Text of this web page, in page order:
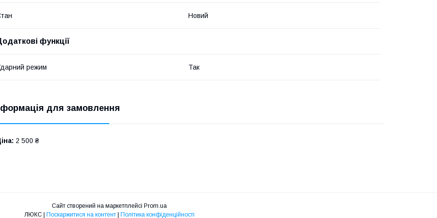
Новий
функції
режим Так
для замовлення
2 500 ₴
Сайт створений на маркетплейсі Prom.ua
ЛЮКС | Поскаржитися на контент | Політика конфіденційності